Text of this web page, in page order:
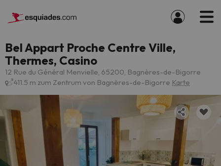
Bel Appart Proche Centre Ville,
Thermes, Casino
12 Rue du Général Menvielle, 65200, Bagnères-de-Bigorre
411.5 m zum Zentrum von Bagnères-de-Bigorre Karte